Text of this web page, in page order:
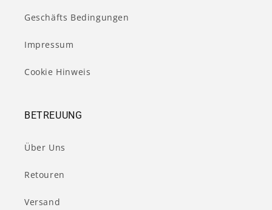
Geschäfts Bedingungen
Impressum
Cookie Hinweis
BETREUUNG
Über Uns
Retouren
Versand